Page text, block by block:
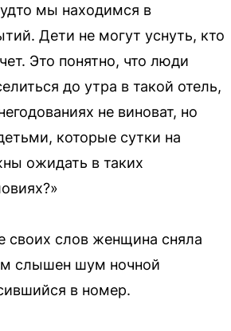
мы находимся в
Дети не могут уснуть, кто
Это понятно, что люди
до утра в такой отель,
не виноват, но
которые сутки на
ожидать в таких
своих слов женщина сняла
слышен шум ночной
в номер.